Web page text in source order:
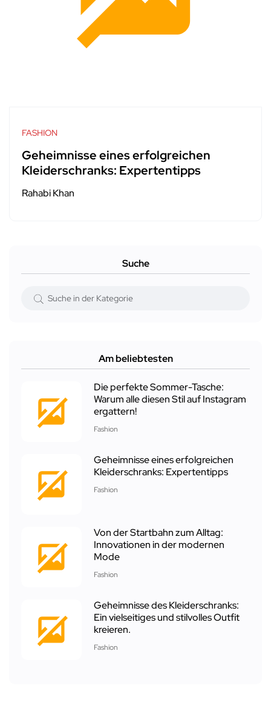
FASHION
Geheimnisse eines erfolgreichen
Kleiderschranks: Expertentipps
Rahabi Khan
Suche
Am beliebtesten
Die perfekte Sommer-Tasche:
Warum alle diesen Stil auf Instagram
ergattern!
Fashion
Geheimnisse eines erfolgreichen
Kleiderschranks: Expertentipps
Fashion
Von der Startbahn zum Alltag:
Innovationen in der modernen
Mode
Fashion
Geheimnisse des Kleiderschranks:
Ein vielseitiges und stilvolles Outfit
kreieren.
Fashion